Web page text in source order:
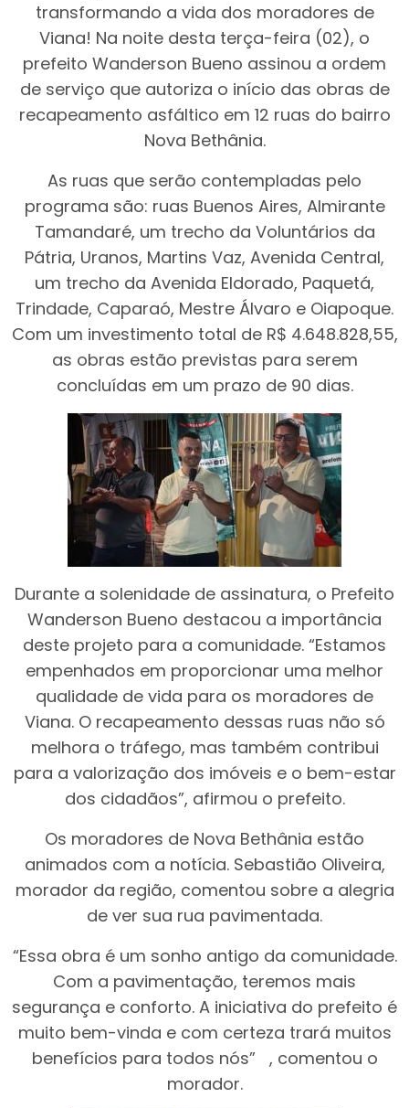
transformando a vida dos moradores de
Viana! Na noite desta terça-feira (02), o
prefeito Wanderson Bueno assinou a ordem
de serviço que autoriza o início das obras de
recapeamento asfáltico em 12 ruas do bairro
Nova Bethânia.
As ruas que serão contempladas pelo
programa são: ruas Buenos Aires, Almirante
Tamandaré, um trecho da Voluntários da
Pátria, Uranos, Martins Vaz, Avenida Central,
um trecho da Avenida Eldorado, Paquetá,
Trindade, Caparaó, Mestre Álvaro e Oiapoque.
Com um investimento total de R$ 4.648.828,55,
as obras estão previstas para serem
concluídas em um prazo de 90 dias.
Durante a solenidade de assinatura, o Prefeito
Wanderson Bueno destacou a importância
deste projeto para a comunidade. “Estamos
empenhados em proporcionar uma melhor
qualidade de vida para os moradores de
Viana. O recapeamento dessas ruas não só
melhora o tráfego, mas também contribui
para a valorização dos imóveis e o bem-estar
dos cidadãos”, afirmou o prefeito.
Os moradores de Nova Bethânia estão
animados com a notícia. Sebastião Oliveira,
morador da região, comentou sobre a alegria
de ver sua rua pavimentada.
“Essa obra é um sonho antigo da comunidade.
Com a pavimentação, teremos mais
segurança e conforto. A iniciativa do prefeito é
muito bem-vinda e com certeza trará muitos
benefícios para todos nós” , comentou o
morador.